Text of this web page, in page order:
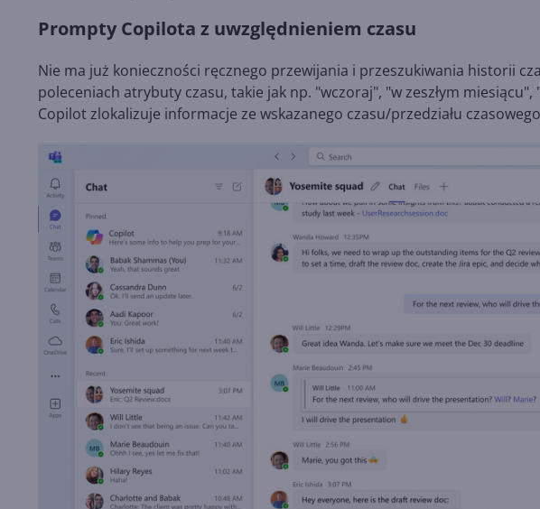
Prompty Copilota z uwzględnieniem czasu
Nie ma już konieczności ręcznego przewijania i przeszukiwania historii
poleceniach atrybuty czasu, takie jak np. "wczoraj", "w zeszłym
Copilot zlokalizuje informacje ze wskazanego czasu/przedziału